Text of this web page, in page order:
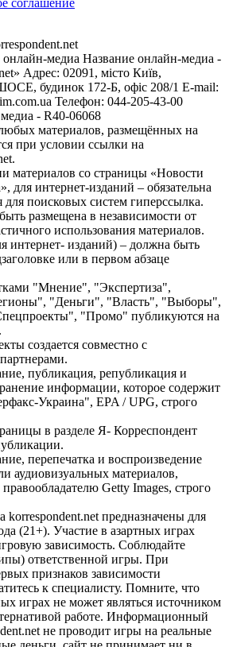
онлайн-медиа Название онлайн-медиа -
Адрес: 02091, місто Київ,
будинок 172-Б, офіс 208/1 E-mail:
Телефон: 044-205-43-00
- R40-06068
материалов, размещённых на
при условии ссылки на
материалов со страницы «Новости
для интернет-изданий – обязательна
для поисковых систем гиперссылка.
размещена в независимости от
использования материалов.
интернет- изданий) – должна быть
или в первом абзаце
"Мнение", "Экспертиза",
"Деньги", "Власть", "Выборы",
"Промо" публикуются на
создается совместно с
публикация, републикация и
информации, которое содержит
Украина", EPA / UPG, строго
в разделе Я- Корреспондент
перепечатка и воспроизведение
аудиовизуальных материалов,
Getty Images, строго
korrespondent.net предназначены для
(21+). Участие в азартных играх
зависимость. Соблюдайте
ответственной игры. При
признаков зависимости
к специалисту. Помните, что
играх не может являться источником
работе. Информационный
не проводит игры на реальные